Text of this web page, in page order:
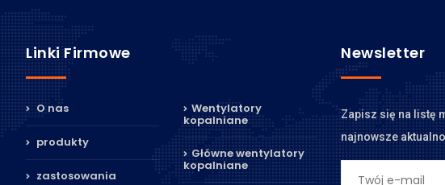
Linki Firmowe
O nas
produkty
zastosowania
Wentylatory
kopalniane
Główne wentylatory
kopalniane
Newsletter
Zapisz się na listę
najnowsze